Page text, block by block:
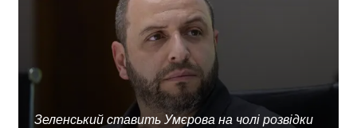
Зеленський ставить Умєрова на чолі розвідки